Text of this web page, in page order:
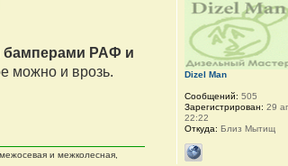
бамперами РАФ и
можно и врозь.
и межколесная,
Dizel Man
Сообщений: 505
Зарегистрирован: 29
22:22
Откуда: Близ Мытищ